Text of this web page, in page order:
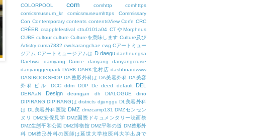
COLORPOOL
com comhttp
comhttps
comicsmuseum_kr
comicsmuseumhttps
Commissary
Con Contemporary contents contentsView Corfe CRC
CRÉER csapplefestival cttu0101a04 CTやMorpheus
CUBE cultour culture Cultureを意味します Culture及び
Artistry cuma7832 cwdsarangchae cwg Cアートミュー
ジアム Cアートミュージアムは D daegu daeheungsa
Daehwa
damyang Dance danyang
danyangcruise
danyanggeopark DARK DARK北村店 dashboardwww
DASIBOOKSHOP DA整形外科は DA美容外科 DA美容
外科ビル
DCC ddm DDP De deed default DEL
DERAaN Design deungjan dh DIALOGUE
dino
DIPIRANG DIPIRANGは districts djjunggu DL美容外科
は DL美容外科医院 DMZ dmzcamp131 DMZセンセン
ヌリ DMZ安保見学 DMZ国際ドキュメンタリー映画祭
DMZ生態平和公園 DMZ博物館 DMZ平和の道 DM整形外
科 DM整形外科の医師は延世大学校医科大学出身で